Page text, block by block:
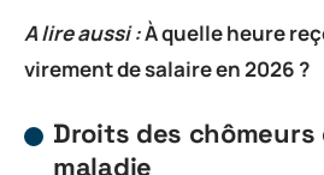
A lire aussi :À quelle heure
virement de salaire en 2026 ?
Droits des
maladie